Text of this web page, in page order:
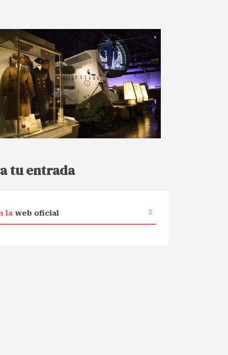
tu entrada
la web oficial